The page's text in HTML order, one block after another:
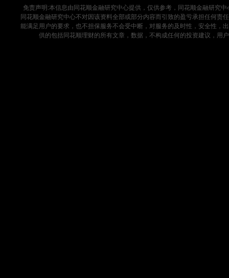
免责声明:本信息由同花顺金融研究中心提供，仅供参考，同花顺金融研究
同花顺金融研究中心不对因该资料全部或部分内容而引致的盈亏承担任何
能满足用户的要求，也不担保服务不会受中断，对服务的及时性，安全性，
供的包括同花顺理财的所有文章，数据，不构成任何的投资建议，用